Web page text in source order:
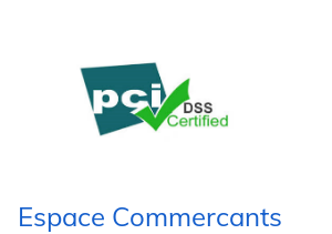
Espace Commercants